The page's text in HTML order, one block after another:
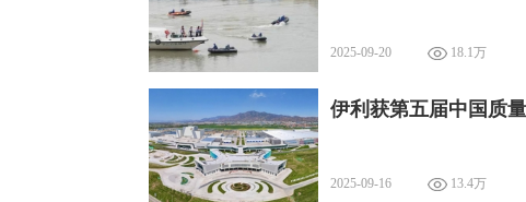
2025-09-20 18.1万
伊利获第五届中国质
2025-09-16 13.4万